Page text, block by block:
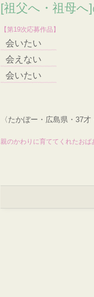
[祖父へ・祖母
【第19次応募作品】
会いたい
会えない
会いたい
〈たかぼー・広島県・37
親のかわりに育ててくれたお